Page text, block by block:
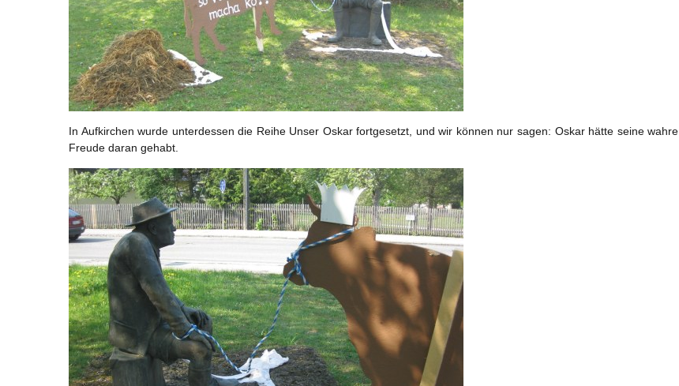
In Aufkirchen wurde unterdessen die Reihe Unser Oskar fortgesetzt, und wir können nur sagen: Oskar hätte seine wahre
Freude daran gehabt.